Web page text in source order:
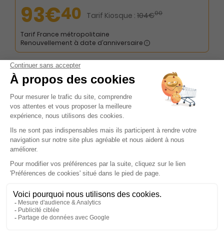
93€40 Tarif Kiosque : 104€00
Tarif France métropolitaine
Renouvellement à date d’anniversaire
ℹ️Note :les codes promotionnels ne sont pas
valables sur ce titre.
Présentation du magazine L'Echo de la
Presquîle (Saint-Nazaire et sa Région)
Découvrez un magazine qui se distingue par sa capacité à
capturer l'essence même de votre région, un véritable
utile et convivial, se consacre à l'actualité des communes
de la région de Guérande, offrant un panorama complet
et diversifié des événements locaux. Que vous soyez